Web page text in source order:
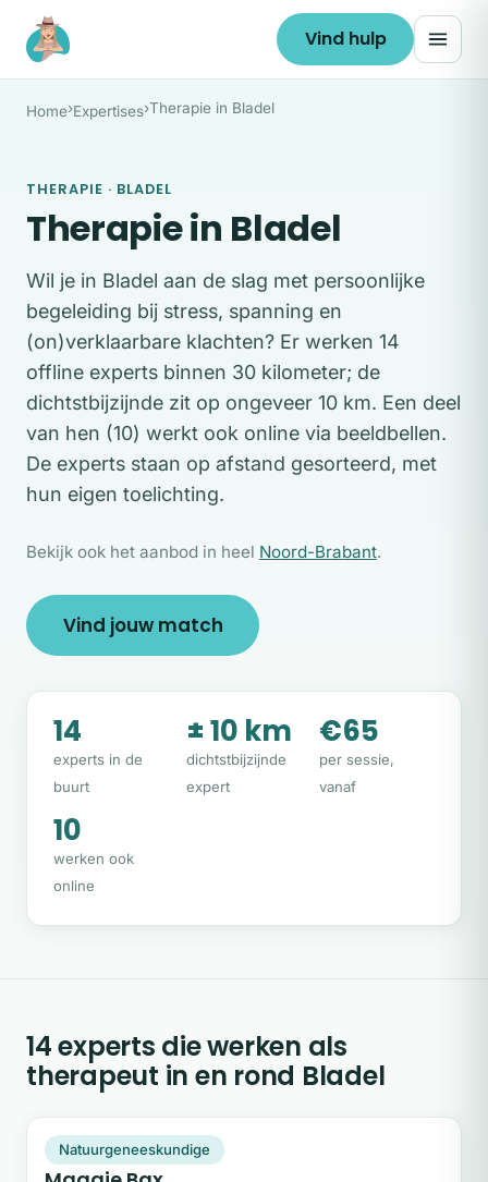
Ga naar de inhoud
Vind hulp
Home›Expertises›Therapie in Bladel
THERAPIE · BLADEL
Therapie in Bladel
Wil je in Bladel aan de slag met persoonlijke
begeleiding bij stress, spanning en
(on)verklaarbare klachten? Er werken 14
offline experts binnen 30 kilometer; de
dichtstbijzijnde zit op ongeveer 10 km. Een deel
van hen (10) werkt ook online via beeldbellen.
De experts staan op afstand gesorteerd, met
hun eigen toelichting.
Bekijk ook het aanbod in heel Noord-Brabant.
Vind jouw match
14
experts in de
buurt
± 10 km
dichtstbijzijnde
expert
€65
per sessie,
vanaf
10
werken ook
online
14 experts die werken als
therapeut in en rond Bladel
MB
Snel beschikbaar
Natuurgeneeskundige